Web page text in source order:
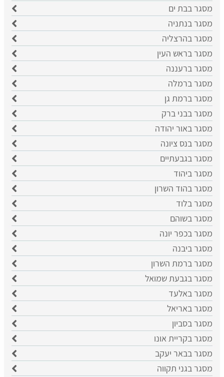
​מסגר בבת ים
​מסגר בנתניה
מסגר בהרצליה
​מסגר בראש העין
מסגר ברעננה
מסגר ברמלה
מסגר ברמת גן
מסגר בבני ברק
מסגר באור יהודה
מסגר בנס ציונה
מסגר בגבעתיים
מסגר ביהוד
מסגר בהוד השרון
מסגר בלוד
מסגר בשוהם
מסגר בכפר יונה
מסגר ביבנה
מסגר ברמת השרון
מסגר בגבעת שמואל
מסגר באלעד
מסגר באריאל
מסגר בסביון
מסגר בקריית אונו
מסגר בבאר יעקב
מסגר בגני תקווה